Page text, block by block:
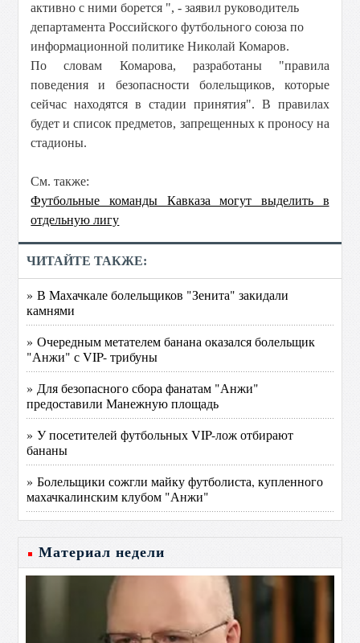
активно с ними борется ", - заявил руководитель
департамента Российского футбольного союза по
информационной политике Николай Комаров.
По словам Комарова, разработаны "правила
поведения и безопасности болельщиков, которые
сейчас находятся в стадии принятия". В правилах
будет и список предметов, запрещенных к проносу на
стадионы.
См. также:
Футбольные команды Кавказа могут выделить в
отдельную лигу
ЧИТАЙТЕ ТАКЖЕ:
» В Махачкале болельщиков "Зенита" закидали
камнями
» Очередным метателем банана оказался болельщик
"Анжи" с VIP- трибуны
» Для безопасного сбора фанатам "Анжи"
предоставили Манежную площадь
» У посетителей футбольных VIP-лож отбирают
бананы
» Болельщики сожгли майку футболиста, купленного
махачкалинским клубом "Анжи"
Материал недели